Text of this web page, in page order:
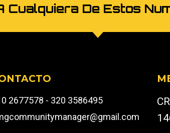
Cualquiera De Estos
2677578 - 320 3586495